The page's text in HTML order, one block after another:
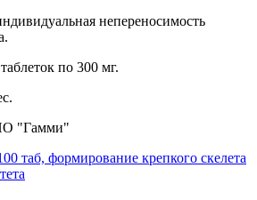
непереносимость
по 300 мг.
"Гамми"